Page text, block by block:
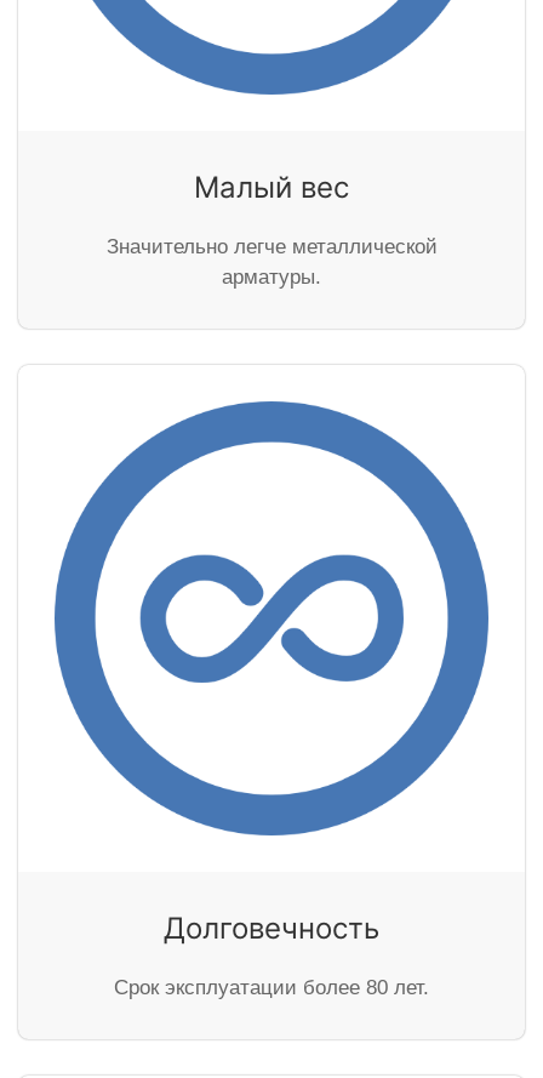
Малый вес
Значительно легче металлической
арматуры.
Долговечность
Cрок эксплуатации более 80 лет.